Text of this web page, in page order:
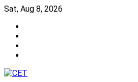
Skip
content
Sat, Aug 8, 2026